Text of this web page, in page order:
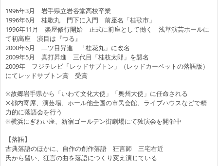
1996年3月 岩手県立岩谷堂高校卒業
1996年6月 桂歌丸 門下に入門 前座名「桂歌市」
1996年11月 楽屋修行開始 正式に前座として働く 浅草演芸ホールに
て初高座 演目は『つる』
2000年6月 二ツ目昇進 「桂花丸」に改名
2009年5月 真打昇進 三代目「桂枝太郎」を襲名
2009年 フジテレビ「レッドサブトン」（レッドカーペットの落語版）
にてレッドサブトン賞 受賞
※故郷岩手県から「いわて文化大使」「奥州大使」に任命される
※都内寄席、演芸場、ホール他全国の市民会館、ライブハウスなどで精
力的に落語会を行う
※横浜にぎわい座、新宿ゴールデン街劇場にて独演会を開催中
【落語】
古典落語のほかに、自作の創作落語 狂言師 三宅右近
氏から習い、狂言の曲を落語につくり変え演じている